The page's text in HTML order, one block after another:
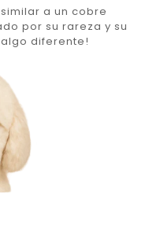
a un cobre
por su rareza y su
diferente!